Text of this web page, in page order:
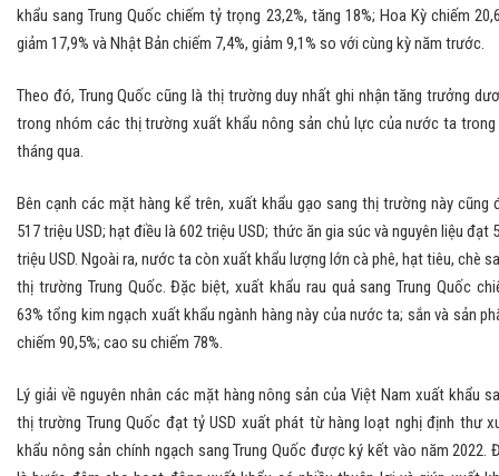
khẩu sang Trung Quốc chiếm tỷ trọng 23,2%, tăng 18%; Hoa Kỳ chiếm
giảm 17,9% và Nhật Bản chiếm 7,4%, giảm 9,1% so với cùng kỳ năm trước.
Theo đó, Trung Quốc cũng là thị trường duy nhất ghi nhận tăng trưởng
trong nhóm các thị trường xuất khẩu nông sản chủ lực của nước ta trong
tháng qua.
Bên cạnh các mặt hàng kể trên, xuất khẩu gạo sang thị trường này cũng
517 triệu USD; hạt điều là 602 triệu USD; thức ăn gia súc và nguyên liệu đạt
triệu USD. Ngoài ra, nước ta còn xuất khẩu lượng lớn cà phê, hạt tiêu, chè
thị trường Trung Quốc. Đặc biệt, xuất khẩu rau quả sang Trung Quốc
63% tổng kim ngạch xuất khẩu ngành hàng này của nước ta; sắn và sản
chiếm 90,5%; cao su chiếm 78%.
Lý giải về nguyên nhân các mặt hàng nông sản của Việt Nam xuất khẩu
thị trường Trung Quốc đạt tỷ USD xuất phát từ hàng loạt nghị định thư
khẩu nông sản chính ngạch sang Trung Quốc được ký kết vào năm 2022.